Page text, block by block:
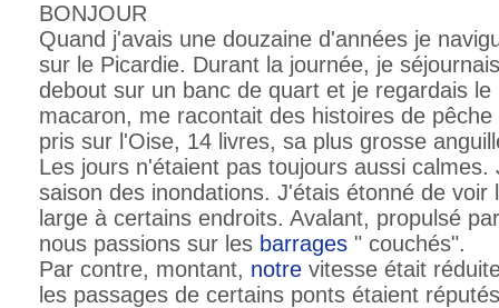
BONJOUR
Quand j'avais une douzaine d'années je
sur le Picardie. Durant la journée, je
debout sur un banc de quart et je regardais
macaron, me racontait des histoires de
pris sur l'Oise, 14 livres, sa plus grosse
Les jours n'étaient pas toujours aussi calmes.
saison des inondations. J'étais étonné de voir
large à certains endroits. Avalant, propulsé
nous passions sur les barrages " couchés".
Par contre, montant, notre vitesse était
les passages de certains ponts étaient